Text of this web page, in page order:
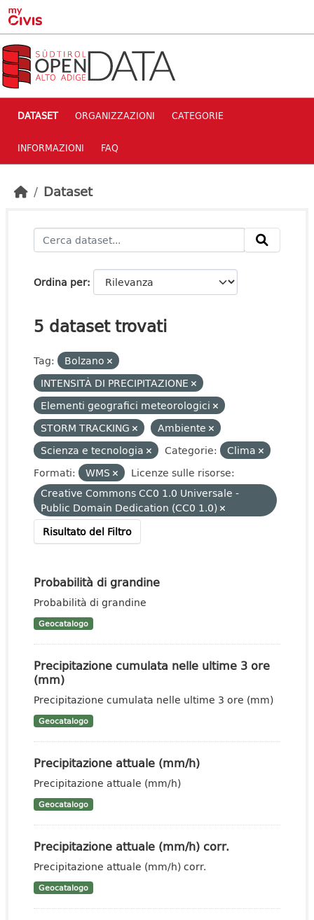
Skip to main content
DATASET ORGANIZZAZIONI CATEGORIE
INFORMAZIONI FAQ
Dataset
Ordina per
5 dataset trovati
Tag:
Bolzano
INTENSITÀ DI PRECIPITAZIONE
Elementi geografici meteorologici
STORM TRACKING
Ambiente
Scienza e tecnologia
Categorie:
Clima
Formati:
WMS
Licenze sulle risorse:
Creative Commons CC0 1.0 Universale -
Public Domain Dedication (CC0 1.0)
Risultato del Filtro
Probabilità di grandine
Probabilità di grandine
Geocatalogo
Precipitazione cumulata nelle ultime 3 ore
(mm)
Precipitazione cumulata nelle ultime 3 ore (mm)
Geocatalogo
Precipitazione attuale (mm/h)
Precipitazione attuale (mm/h)
Geocatalogo
Precipitazione attuale (mm/h) corr.
Precipitazione attuale (mm/h) corr.
Geocatalogo